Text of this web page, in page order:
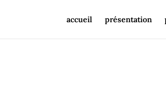
accueil présentation